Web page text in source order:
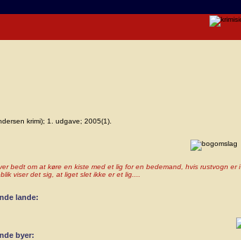
krimi); 1. udgave; 2005(1).
bedt om at køre en kiste med et lig for en bedemand, hvis rustvogn er i
viser det sig, at liget slet ikke er et lig....
lande:
byer: